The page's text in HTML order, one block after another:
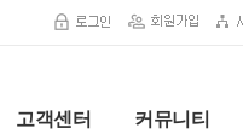
고객센터 커뮤니티